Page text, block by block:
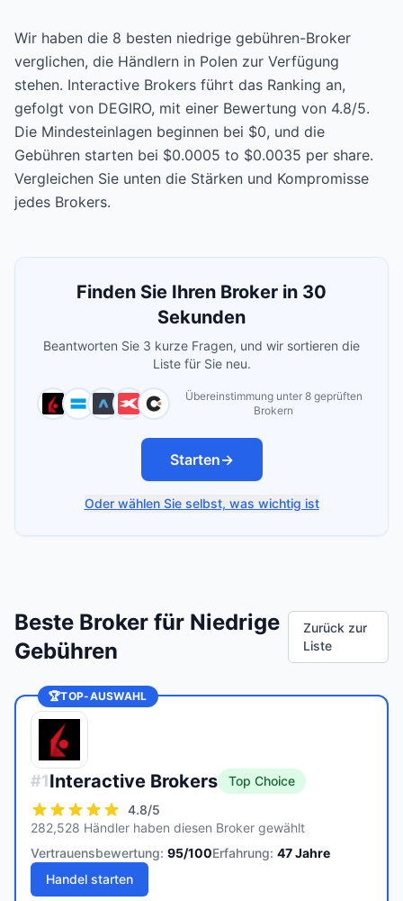
Wir haben die 8 besten niedrige gebühren-Broker
verglichen, die Händlern in Polen zur Verfügung
stehen. Interactive Brokers führt das Ranking an,
gefolgt von DEGIRO, mit einer Bewertung von 4.8/5.
Die Mindesteinlagen beginnen bei $0, und die
Gebühren starten bei $0.0005 to $0.0035 per share.
Vergleichen Sie unten die Stärken und Kompromisse
jedes Brokers.
Finden Sie Ihren Broker in 30
Sekunden
Beantworten Sie 3 kurze Fragen, und wir sortieren die
Liste für Sie neu.
Übereinstimmung unter 8 geprüften
Brokern
Starten→
Oder wählen Sie selbst, was wichtig ist
Beste Broker für Niedrige
Gebühren
Zurück zur
Liste
🏆TOP-AUSWAHL
#1Interactive Brokers
Top Choice
4.8/5
282,528 Händler haben diesen Broker gewählt
Vertrauensbewertung: 95/100Erfahrung: 47Jahre
Handel starten